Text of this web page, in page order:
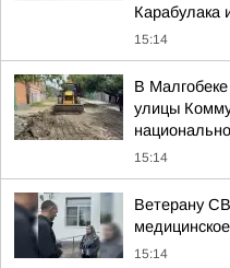
Карабулака
15:14
В Малгобеке
улицы
15:14
Ветерану
15:14